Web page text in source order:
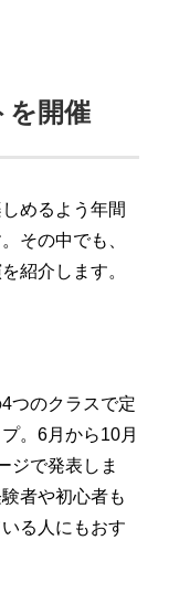
を開催
めるよう年間
その中でも、
紹介します。
つのクラスで定
。6月から10月
ジで発表しま
者や初心者も
る人にもおす